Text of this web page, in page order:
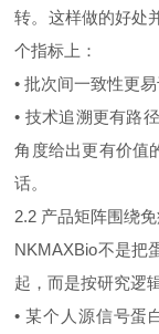
转。这样做的好处
个指标上：
• 批次间一致性更
• 技术追溯更有路
角度给出更有价值
话。
2.2 产品矩阵围绕
NKMAXBio不是把
起，而是按研究逻
• 某个人源信号蛋